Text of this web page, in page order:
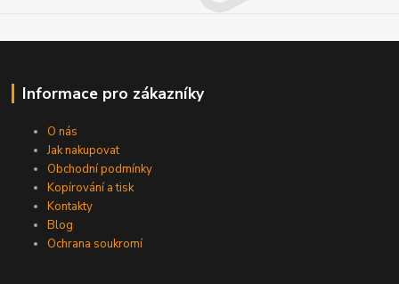
Informace pro zákazníky
O nás
Jak nakupovat
Obchodní podmínky
Kopírování a tisk
Kontakty
Blog
Ochrana soukromí